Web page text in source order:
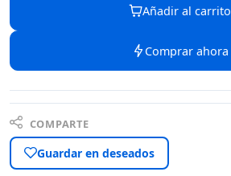
Añadir al carrito
Comprar ahora
COMPARTE
Guardar en deseados